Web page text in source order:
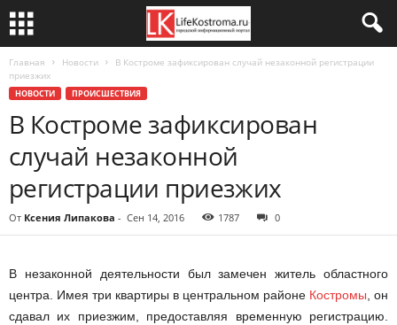
Главная Новости
В Костроме зафиксирован случай незаконной регистрации
приезжих
НОВОСТИ ПРОИСШЕСТВИЯ
В Костроме зафиксирован
случай незаконной
регистрации приезжих
От Ксения Липакова - Сен 14, 2016 1787 0
В незаконной деятельности был замечен житель областного
центра. Имея три квартиры в центральном районе Костромы , он
сдавал их приезжим, предоставляя временную регистрацию.